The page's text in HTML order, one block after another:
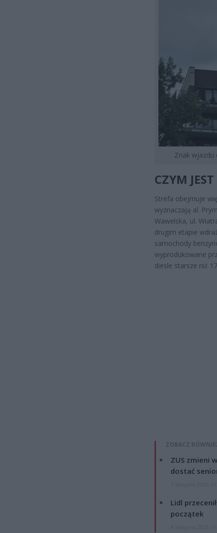
Znak wjazdu
CZYM
Strefa obejmuje
wyznaczają al.
Wawelska, ul.
drugim etapie
samochody
wyprodukowane
diesle starsze niż
ZOBACZ
ZUS zmieni
dostać
Lidl
początek